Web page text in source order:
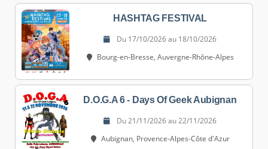
HASHTAG FESTIVAL
Du 17/10/2026 au 18/10/2026
Bourg-en-Bresse, Auvergne-Rhône-Alpes
D.O.G.A 6 - Days Of Geek Aubignan
Du 21/11/2026 au 22/11/2026
Aubignan, Provence-Alpes-Côte d'Azur